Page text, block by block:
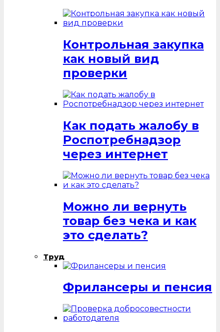
Контрольная закупка
как новый вид
проверки
Как подать жалобу в
Роспотребнадзор
через интернет
Можно ли вернуть
товар без чека и как
это сделать?
Труд
Фрилансеры и пенсия